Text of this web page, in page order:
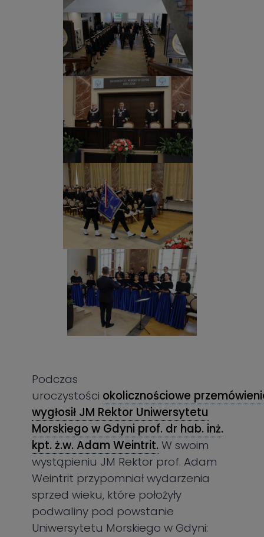
Podczas
uroczystości okolicznościowe
wygłosił JM Rektor Uniwersytetu
Morskiego w Gdyni prof. dr hab. inż.
kpt. ż.w. Adam Weintrit. W swoim
wystąpieniu JM Rektor prof. Adam
Weintrit przypomniał wydarzenia
sprzed wieku, które położyły
podwaliny pod powstanie
Uniwersytetu Morskiego w Gdyni: